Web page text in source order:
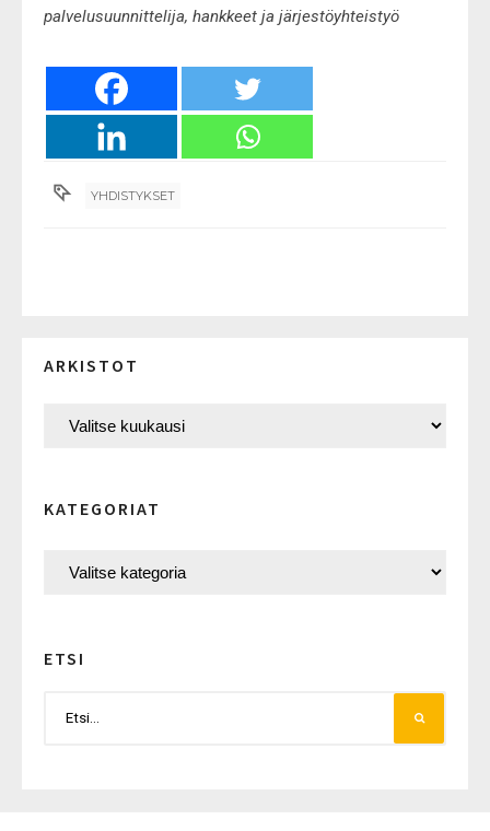
palvelusuunnittelija, hankkeet ja järjestöyhteistyö
YHDISTYKSET
ARKISTOT
KATEGORIAT
ETSI